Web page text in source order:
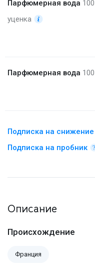
Парфюмерная вода
уценка
Парфюмерная вода
Подписка на снижение
Подписка на пробник
Описание
Происхождение
Франция